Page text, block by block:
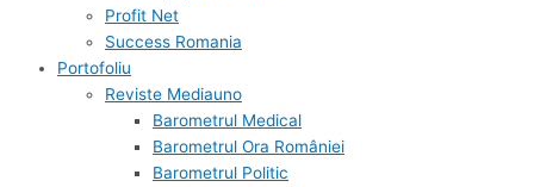
Profit Net
Success Romania
Portofoliu
Reviste Mediauno
Barometrul Medical
Barometrul Ora României
Barometrul Politic